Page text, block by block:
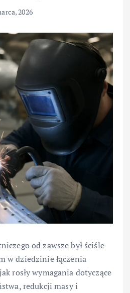
2026
od zawsze był ściśle
w dziedzinie łączenia
rosły wymagania dotyczące
redukcji masy i